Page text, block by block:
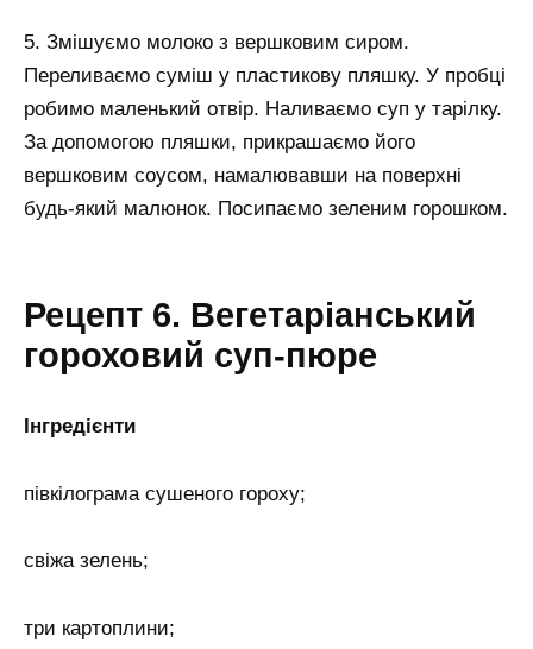
5. Змішуємо молоко з вершковим сиром.
Переливаємо суміш у пластикову пляшку. У пробці
робимо маленький отвір. Наливаємо суп у тарілку.
За допомогою пляшки, прикрашаємо його
вершковим соусом, намалювавши на поверхні
будь-який малюнок. Посипаємо зеленим горошком.
Рецепт 6. Вегетаріанський
гороховий суп-пюре
Інгредієнти
півкілограма сушеного гороху;
свіжа зелень;
три картоплини;